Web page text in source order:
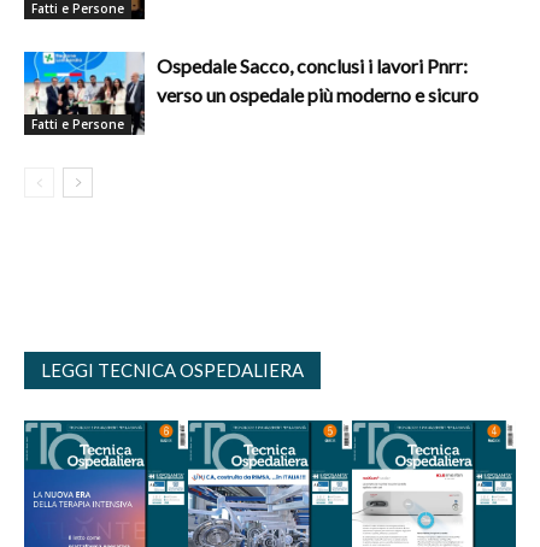
Fatti e Persone
Fatti e Persone
Ospedale Sacco, conclusi i lavori Pnrr:
verso un ospedale più moderno e sicuro
LEGGI TECNICA OSPEDALIERA